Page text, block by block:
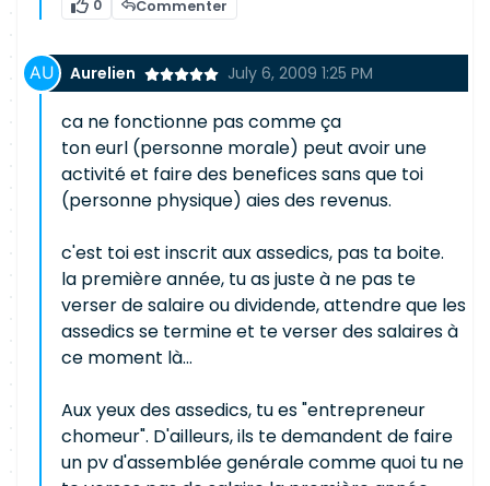
0 Commenter
Aurelien July 6, 2009 1:25 PM
ca ne fonctionne pas comme ça
ton eurl (personne morale) peut avoir une
activité et faire des benefices sans que toi
(personne physique) aies des revenus.
c'est toi est inscrit aux assedics, pas ta boite.
la première année, tu as juste à ne pas te
verser de salaire ou dividende, attendre que les
assedics se termine et te verser des salaires à
ce moment là...
Aux yeux des assedics, tu es "entrepreneur
chomeur". D'ailleurs, ils te demandent de faire
un pv d'assemblée genérale comme quoi tu ne